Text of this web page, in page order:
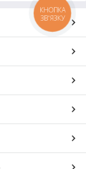
КНОПКА
ЗВ'ЯЗКУ